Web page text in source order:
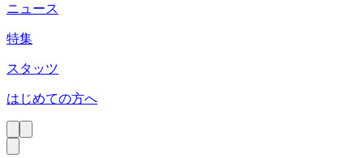
ニュース
特集
スタッツ
はじめての方へ